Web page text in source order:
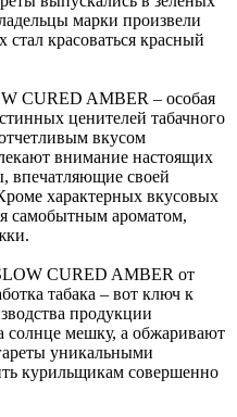
марки произвели
стал красоваться красный
CURED AMBER – особая
ценителей табачного
вкусом
внимание настоящих
впечатляющие своей
характерных вкусовых
самобытным ароматом,
CURED AMBER от
табака – вот ключ к
продукции
солнце мешку, а обжаривают
уникальными
курильщикам совершенно